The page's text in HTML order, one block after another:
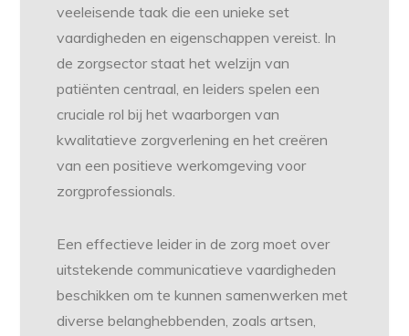
veeleisende taak die een unieke set
vaardigheden en eigenschappen vereist. In
de zorgsector staat het welzijn van
patiënten centraal, en leiders spelen een
cruciale rol bij het waarborgen van
kwalitatieve zorgverlening en het creëren
van een positieve werkomgeving voor
zorgprofessionals.
Een effectieve leider in de zorg moet over
uitstekende communicatieve vaardigheden
beschikken om te kunnen samenwerken met
diverse belanghebbenden, zoals artsen,